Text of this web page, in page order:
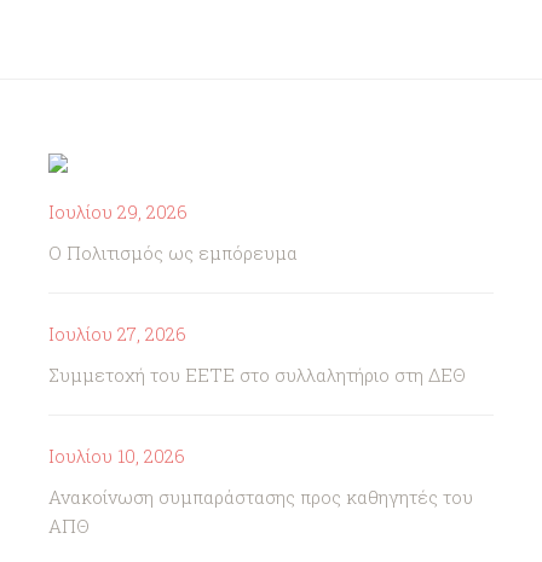
Ιουλίου 29, 2026
Ο Πολιτισμός ως εμπόρευμα
Ιουλίου 27, 2026
Συμμετοχή του ΕΕΤΕ στο συλλαλητήριο στη ΔΕΘ
Ιουλίου 10, 2026
Ανακοίνωση συμπαράστασης προς καθηγητές του
ΑΠΘ